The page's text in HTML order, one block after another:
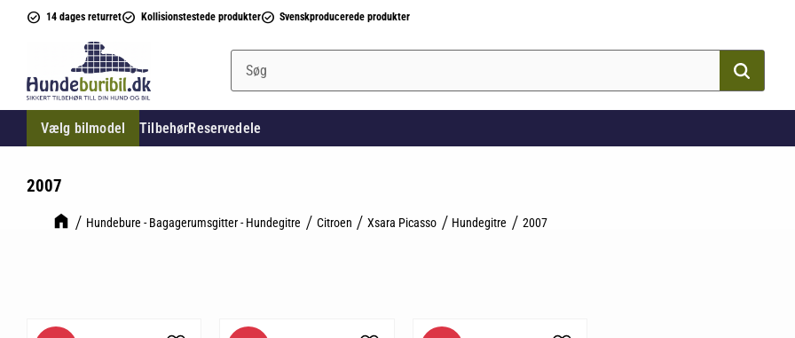
14 dages returret Kollisionstestede produkter Svenskproducerede produkter
Vælg bilmodel TilbehørReservedele
2007
Hundebure - Bagagerumsgitter - Hundegitre Citroen Xsara Picasso Hundegitre 2007